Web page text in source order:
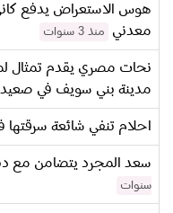
هوس الاستعراض يدفع
معدني
منذ 3 سنوات
نحات مصري يقدم تمثال
مدينة بني سويف في
احلام تنفي شائعة سرقتها
سعد المجرد يتضامن مع
سنوات